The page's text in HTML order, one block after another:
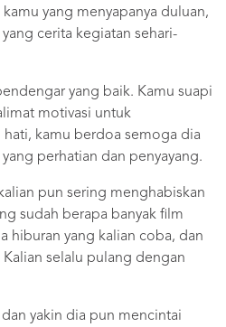
yang menyapanya duluan,
cerita kegiatan sehari-
yang baik. Kamu suapi
motivasi untuk
hati, kamu berdoa semoga dia
perhatian dan penyayang.
pun sering menghabiskan
sudah berapa banyak film
hiburan yang kalian coba, dan
selalu pulang dengan
yakin dia pun mencintai